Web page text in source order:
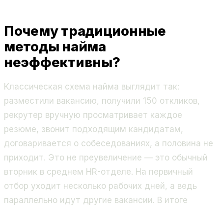
Почему традиционные
методы найма
неэффективны?
Классическая схема найма выглядит так:
разместили вакансию, получили 150 откликов,
рекрутер вручную просматривает каждое
резюме, звонит подходящим кандидатам,
договаривается о собеседованиях, а половина не
приходит. Это не преувеличение — это обычный
вторник в среднем HR-отделе. На первичный
отбор уходит несколько рабочих дней, а ведь
параллельно идут другие вакансии. В итоге